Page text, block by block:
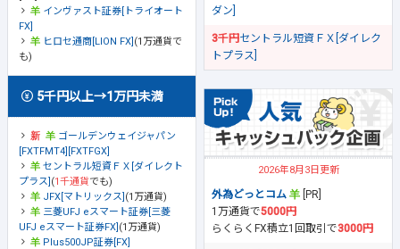
インヴァスト証券[トライオート
FX]
ヒロセ通商[LION FX] (1万通貨で
も)
5千円以上→1万円未満
ゴールデンウェイジャパン
[FXTFMT4][FXTFGX]
セントラル短資ＦＸ[ダイレクト
プラス] (1千通貨でも)
JFX[マトリックス] (1万通貨)
三菱UFJ eスマート証券[三菱
UFJ eスマート証券FX] (1万通貨)
Plus500JP証券[FX]
ダン]
3千円セントラル短資ＦＸ[ダイレク
トプラス]
2026年8月3日更新
外為どっとコム
[PR]
1万通貨で5000円
らくらくFX積立1回取引で3000円